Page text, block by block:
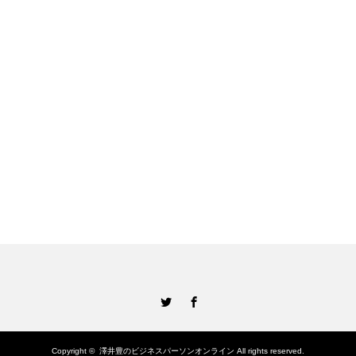
Copyright © 澤井豊のビジネスパーソンオンライン All rights reserved.